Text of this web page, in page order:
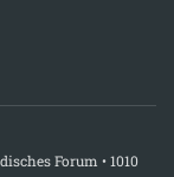
Forum • 1010